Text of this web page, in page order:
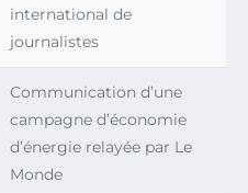
international de
journalistes
Communication d’une
campagne d’économie
d’énergie relayée par Le
Monde